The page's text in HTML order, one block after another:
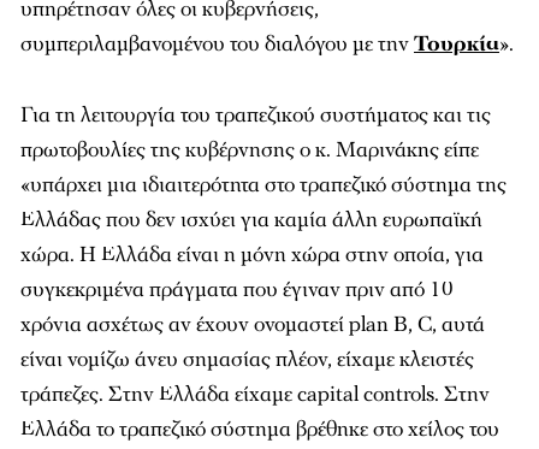
υπηρέτησαν όλες οι κυβερνήσεις,
συμπεριλαμβανομένου του διαλόγου με τηνΤουρκία».
Για τη λειτουργία του τραπεζικού συστήματος και τις
πρωτοβουλίες της κυβέρνησης ο κ. Μαρινάκης είπε
«υπάρχει μια ιδιαιτερότητα στο τραπεζικό σύστημα της
Ελλάδας που δεν ισχύει για καμία άλλη ευρωπαϊκή
χώρα. Η Ελλάδα είναι η μόνη χώρα στην οποία, για
συγκεκριμένα πράγματα που έγιναν πριν από 10
χρόνια ασχέτως αν έχουν ονομαστεί plan B, C, αυτά
είναι νομίζω άνευ σημασίας πλέον, είχαμε κλειστές
τράπεζες. Στην Ελλάδα είχαμε capital controls. Στην
Ελλάδα το τραπεζικό σύστημα βρέθηκε στο χείλος του